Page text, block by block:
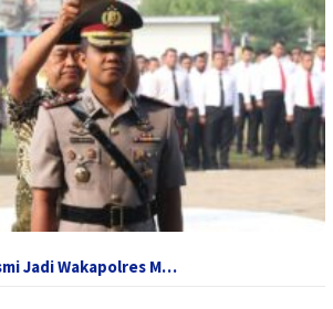
Jadi Wakapolres M…